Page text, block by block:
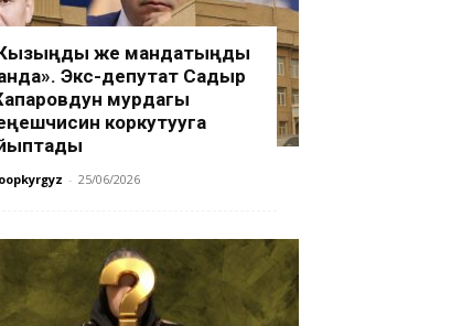
же мандатыңды
Экс-депутат Садыр
мурдагы
коркутууга
- 25/06/2026